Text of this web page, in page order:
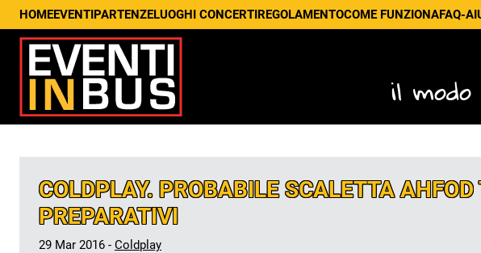
HOMEEVENTIPARTENZELUOGHI CONCERTIREGOLAMENTOCOME FUNZIONAFAQ-
il modo
COLDPLAY. PROBABILE SCALETTA
PREPARATIVI
29 Mar 2016 - Coldplay